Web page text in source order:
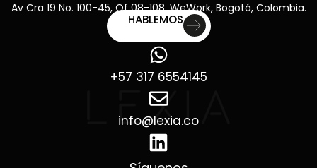
Av Cra 19 No. 100-45, Of 08-108, WeWork, Bogotá, Colombia.
HABLEMOS
+57 317 6554145
info@lexia.co